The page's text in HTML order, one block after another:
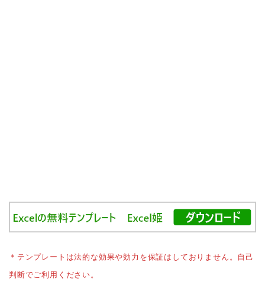
＊テンプレートは法的な効果や効力を保証はしておりません。自己
判断でご利用ください。